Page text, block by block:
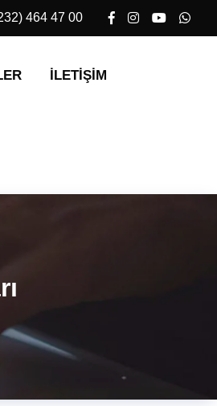
464 47 00
İLETIŞIM